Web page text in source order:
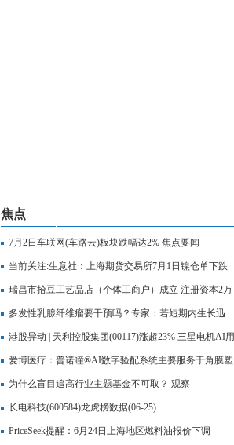
焦点
7月2日车联网(车路云)板块跌幅达2% 焦点要闻
当前关注:生意社：上海期货交易所7月1日镍仓单下跌
瑞昌市拾豆工艺品店（个体工商户）成立 注册资本2万
人民币_每日热门
多发性乳腺纤维瘤要干预吗？专家：若短期内生长迅
速，可考虑微创切除 热闻
港股异动 | 天利控股集团(00117)涨超23% 三星电机AI用
MLCC长单落地在即 行业涨价潮加速
爱博医疗：普诺瞳®AI数字验配系统主要服务于角膜塑
形镜专业验配环节_每日快播
为什么盲目追高行业主题基金不可取？ 观察
长电科技(600584)龙虎榜数据(06-25)
PriceSeek提醒：6月24日上海地区燃料油报价下调